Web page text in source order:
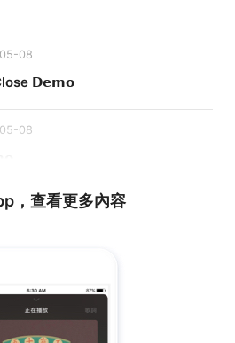
08
𝗗𝗲𝗺𝗼
08
，查看更多內容